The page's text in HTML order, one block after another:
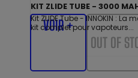
KIT ZLIDE TUBE - 3000
Kit ZLIDE Tube - INNOKIN :
kit complet pour vapoteurs...
VOIR +
OUT OF